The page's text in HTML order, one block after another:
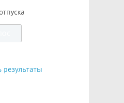
результаты